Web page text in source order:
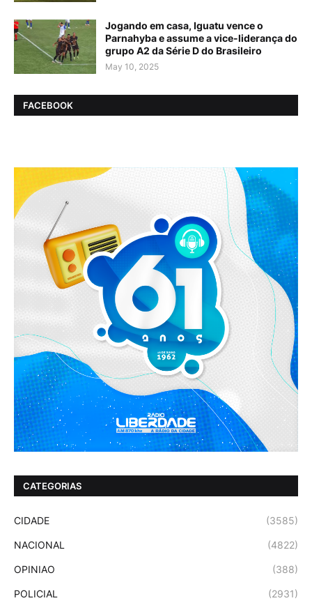
Jogando em casa, Iguatu vence o
Parnahyba e assume a vice-liderança do
grupo A2 da Série D do Brasileiro
May 10, 2025
FACEBOOK
CATEGORIAS
CIDADE (3585)
NACIONAL (4822)
OPINIAO (388)
POLICIAL (2931)